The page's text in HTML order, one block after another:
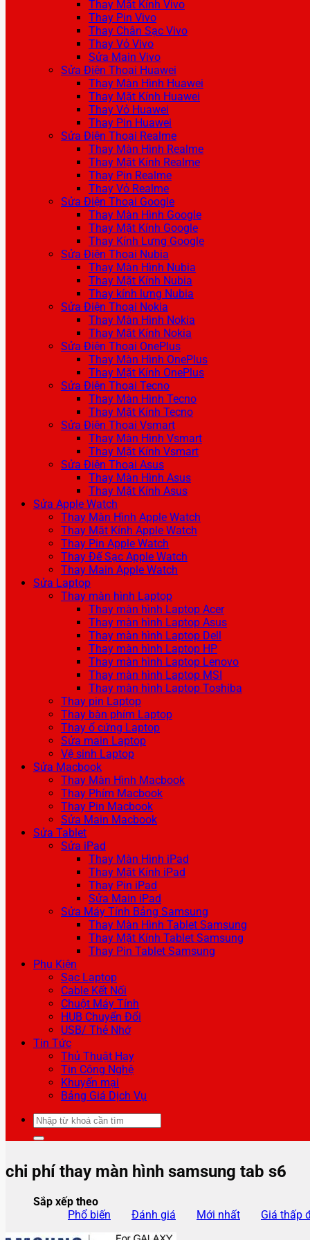
Thay Mặt Kính Vivo
Thay Pin Vivo
Thay Chân Sạc Vivo
Thay Vỏ Vivo
Sửa Main Vivo
Sửa Điện Thoại Huawei
Thay Màn Hình Huawei
Thay Mặt Kính Huawei
Thay Vỏ Huawei
Thay Pin Huawei
Sửa Điện Thoại Realme
Thay Màn Hình Realme
Thay Mặt Kính Realme
Thay Pin Realme
Thay Vỏ Realme
Sửa Điện Thoại Google
Thay Màn Hình Google
Thay Mặt Kính Google
Thay Kính Lưng Google
Sửa Điện Thoại Nubia
Thay Màn Hình Nubia
Thay Mặt Kính Nubia
Thay kính lưng Nubia
Sửa Điện Thoại Nokia
Thay Màn Hình Nokia
Thay Mặt Kính Nokia
Sửa Điện Thoại OnePlus
Thay Màn Hình OnePlus
Thay Mặt Kính OnePlus
Sửa Điện Thoại Tecno
Thay Màn Hình Tecno
Thay Mặt Kính Tecno
Sửa Điện Thoại Vsmart
Thay Màn Hình Vsmart
Thay Mặt Kính Vsmart
Sửa Điện Thoại Asus
Thay Màn Hình Asus
Thay Mặt Kính Asus
Sửa Apple Watch
Thay Màn Hình Apple Watch
Thay Mặt Kính Apple Watch
Thay Pin Apple Watch
Thay Đế Sạc Apple Watch
Thay Main Apple Watch
Sửa Laptop
Thay màn hình Laptop
Thay màn hình Laptop Acer
Thay màn hình Laptop Asus
Thay màn hình Laptop Dell
Thay màn hình Laptop HP
Thay màn hình Laptop Lenovo
Thay màn hình Laptop MSI
Thay màn hình Laptop Toshiba
Thay pin Laptop
Thay bàn phím Laptop
Thay ổ cứng Laptop
Sửa main Laptop
Vệ sinh Laptop
Sửa Macbook
Thay Màn Hình Macbook
Thay Phím Macbook
Thay Pin Macbook
Sửa Main Macbook
Sửa Tablet
Sửa iPad
Thay Màn Hình iPad
Thay Mặt Kính iPad
Thay Pin iPad
Sửa Main iPad
Sửa Máy Tính Bảng Samsung
Thay Màn Hình Tablet Samsung
Thay Mặt Kính Tablet Samsung
Thay Pin Tablet Samsung
Phụ Kiện
Sạc Laptop
Cable Kết Nối
Chuột Máy Tính
HUB Chuyển Đổi
USB/ Thẻ Nhớ
Tin Tức
Thủ Thuật Hay
Tin Công Nghệ
Khuyến mại
Bảng Giá Dịch Vụ
Tìm
kiếm:
chi phí thay màn hình samsung tab s6
Sắp xếp theo
Phổ biến
Đánh giá Mới nhất Giá thấp